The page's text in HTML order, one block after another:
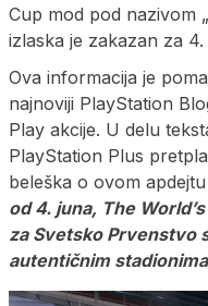
Cup mod pod nazivom
izlaska je zakazan za
Ova informacija je
najnoviji PlayStation
Play akcije. U delu
PlayStation Plus
beleška o ovom
od 4. juna, The
za Svetsko Prvenstvo
autentičnim